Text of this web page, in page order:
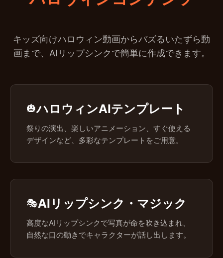
キッズ向けハロウィン動画からバズるいたずら動
画まで、AIリップシンクで簡単に作成できます。
🎃ハロウィンAIテンプレート
祭りの演出、楽しいアニメーション、すぐ使える
デザインなど、多彩なテンプレートをご用意。
🎭AIリップシンク・マジック
高度なAIリップシンクで写真が命を吹き込まれ、
自然な口の動きでキャラクターが話し出します。